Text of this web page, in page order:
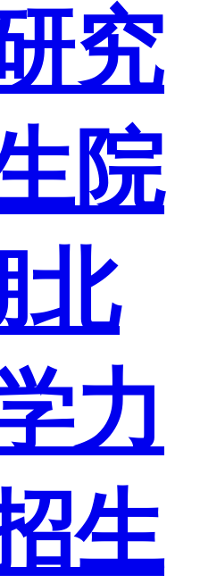
究
院
北
力
生